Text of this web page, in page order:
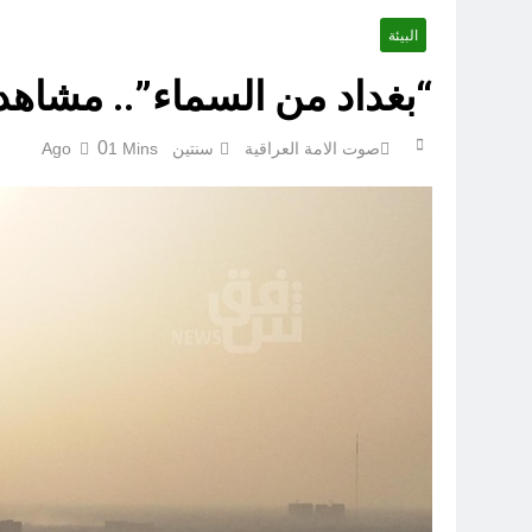
البيئة
“بغداد من السماء”..
صوت الامة العراقية سنتين Ago 01 Mins